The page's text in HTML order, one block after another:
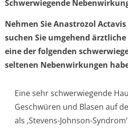
Schwerwiegende
Nehmen Sie Anastrozol
suchen Sie umgehend
eine der folgenden
seltenen Nebenwirkungen
Eine sehr schwerwiegende
Geschwüren und Blasen auf
als ,Stevens-Johnson-